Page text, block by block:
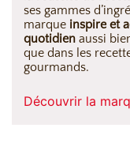
ses gammes
marque inspire et
quotidien aussi
que dans les
gourmands.
Découvrir la